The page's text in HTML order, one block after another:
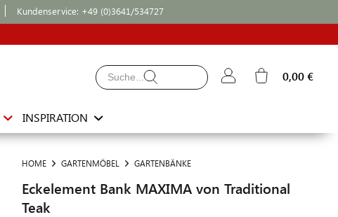
Kundenservice: +49 (0)3641/534727
0,00 €
INSPIRATION
HOME GARTENMÖBEL GARTENBÄNKE
Eckelement Bank MAXIMA von Traditional
Teak